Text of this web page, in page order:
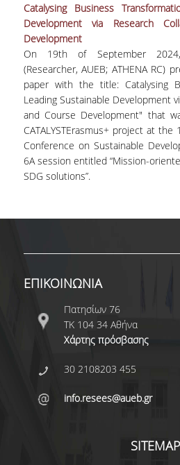
Catalysing Business
Development via Research
Development
On 19th of September
(Researcher, AUEB; ATHENA RC)
paper with the title: Catalysing
Leading Sustainable Development
and Course Development" that
CATALYSTErasmus+ project at the
Conference on Sustainable
6A session entitled “Mission-
SDG solutions”.
ΕΠΙΚΟΙΝΩΝΙΑ
Πατησίων 76
ΤΚ 104 34 Αθήνα
Χάρτης πρόσβασης
30 2108203 455
info.resees@aueb.gr
SITEMAP